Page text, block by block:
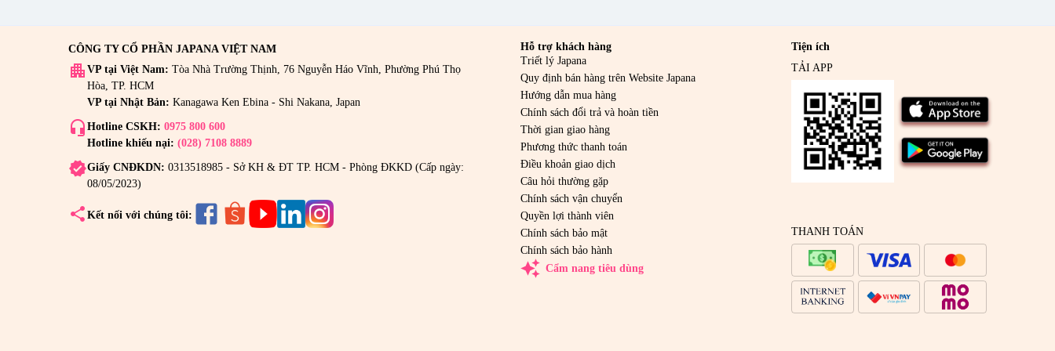
CÔNG TY CỔ PHẦN JAPANA VIỆT NAM
apartment VP tại Việt Nam: Tòa Nhà Trường Thịnh, 76 Nguyễn Háo Vĩnh, Phường Phú Thọ
Hòa, TP. HCM
VP tại Nhật Bản: Kanagawa Ken Ebina - Shi Nakana, Japan
headset_mic Hotline CSKH: 0975 800 600
Hotline khiếu nại: (028) 7108 8889
verifiedGiấy CNĐKDN: 0313518985 - Sở KH & ĐT TP. HCM - Phòng ĐKKD (Cấp ngày:
08/05/2023)
share Kết nối với chúng tôi:
Hỗ trợ khách hàng
Triết lý Japana
Quy định bán hàng trên Website Japana
Hướng dẫn mua hàng
Chính sách đổi trả và hoàn tiền
Thời gian giao hàng
Phương thức thanh toán
Điều khoản giao dịch
Câu hỏi thường gặp
Chính sách vận chuyển
Quyền lợi thành viên
Chính sách bảo mật
Chính sách bảo hành
auto_awesome Cẩm nang tiêu dùng
Tiện ích
TẢI APP
THANH TOÁN